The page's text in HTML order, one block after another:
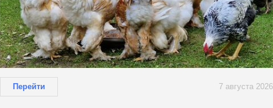
Перейти 7 августа 2026